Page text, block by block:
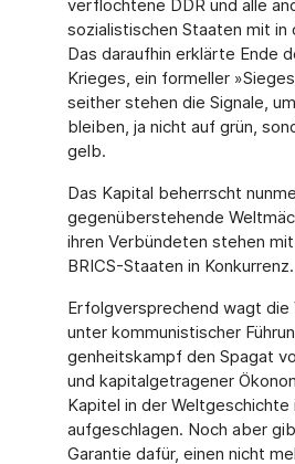
verflochtene DDR und alle
sozialistischen Staaten mit in
Das daraufhin erklärte Ende
Krieges, ein formeller
seither stehen die Signale,
bleiben, ja nicht auf grün,
gelb.
Das Kapital beherrscht
gegenüberstehende
ihren Verbündeten stehen
BRICS-Staaten in Konkurrenz.
Erfolgversprechend wagt die
unter kommunistischer
genheitskampf den Spagat
und kapitalgetragener
Kapitel in der Weltgeschichte
aufgeschlagen. Noch aber
Garan­tie dafür, einen nicht